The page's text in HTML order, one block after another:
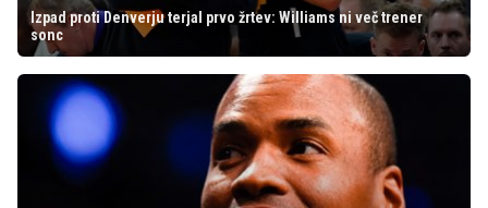
Izpad proti Denverju terjal prvo žrtev: Williams ni več trener
sonc